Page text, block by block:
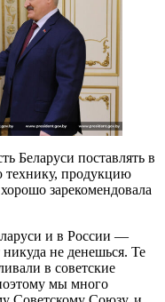
Беларуси поставлять в
технику, продукцию
зарекомендовала
и в России —
не денешься. Те
в советские
мы много